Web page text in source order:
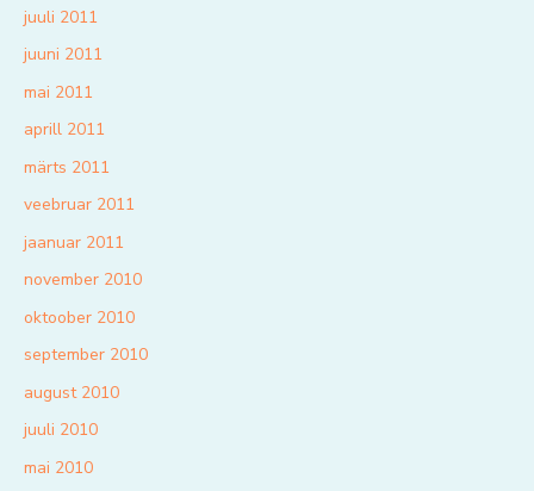
juuli 2011
juuni 2011
mai 2011
aprill 2011
märts 2011
veebruar 2011
jaanuar 2011
november 2010
oktoober 2010
september 2010
august 2010
juuli 2010
mai 2010